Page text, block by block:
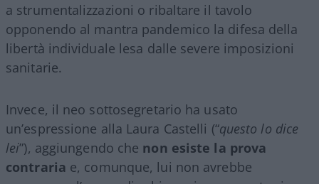
a strumentalizzazioni o ribaltare il tavolo
opponendo al mantra pandemico la difesa della
libertà individuale lesa dalle severe imposizioni
sanitarie.
Invece, il neo sottosegretario ha usato
un’espressione alla Laura Castelli (“questo lo dice
lei”), aggiungendo che non esiste la prova
contraria e, comunque, lui non avrebbe